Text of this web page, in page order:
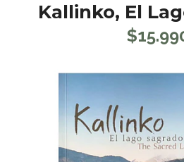
Kallinko, El